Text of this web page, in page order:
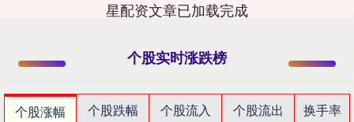
星配资文章已加载完成
个股实时涨跌榜
个股涨幅 个股跌幅 个股流入 个股流出
换手率